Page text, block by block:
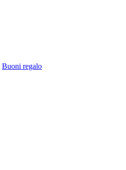
Buoni regalo